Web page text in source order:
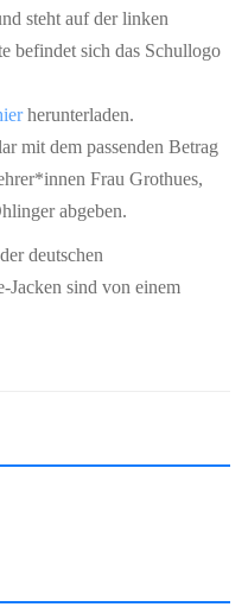
steht auf der linken
befindet sich das Schullogo
herunterladen.
mit dem passenden Betrag
Frau Grothues,
abgeben.
deutschen
sind von einem